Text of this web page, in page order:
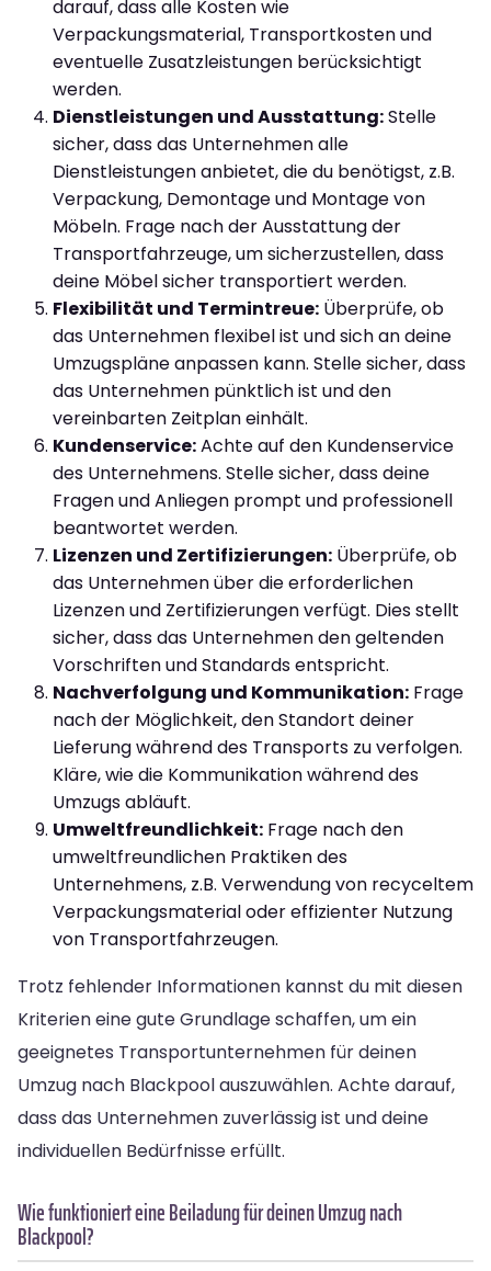
darauf, dass alle Kosten wie
Verpackungsmaterial, Transportkosten und
eventuelle Zusatzleistungen berücksichtigt
werden.
Dienstleistungen und Ausstattung:Stelle
sicher, dass das Unternehmen alle
Dienstleistungen anbietet, die du benötigst, z.B.
Verpackung, Demontage und Montage von
Möbeln. Frage nach der Ausstattung der
Transportfahrzeuge, um sicherzustellen, dass
deine Möbel sicher transportiert werden.
Flexibilität und Termintreue: Überprüfe, ob
das Unternehmen flexibel ist und sich an deine
Umzugspläne anpassen kann. Stelle sicher, dass
das Unternehmen pünktlich ist und den
vereinbarten Zeitplan einhält.
Kundenservice:Achte auf den Kundenservice
des Unternehmens. Stelle sicher, dass deine
Fragen und Anliegen prompt und professionell
beantwortet werden.
Lizenzen und Zertifizierungen: Überprüfe, ob
das Unternehmen über die erforderlichen
Lizenzen und Zertifizierungen verfügt. Dies stellt
sicher, dass das Unternehmen den geltenden
Vorschriften und Standards entspricht.
Nachverfolgung und Kommunikation: Frage
nach der Möglichkeit, den Standort deiner
Lieferung während des Transports zu verfolgen.
Kläre, wie die Kommunikation während des
Umzugs abläuft.
Umweltfreundlichkeit: Frage nach den
umweltfreundlichen Praktiken des
Unternehmens, z.B. Verwendung von recyceltem
Verpackungsmaterial oder effizienter Nutzung
von Transportfahrzeugen.
Trotz fehlender Informationen kannst du mit diesen
Kriterien eine gute Grundlage schaffen, um ein
geeignetes Transportunternehmen für deinen
Umzug nach Blackpool auszuwählen. Achte darauf,
dass das Unternehmen zuverlässig ist und deine
individuellen Bedürfnisse erfüllt.
Wie funktioniert eine Beiladung für deinen Umzug nach
Blackpool?